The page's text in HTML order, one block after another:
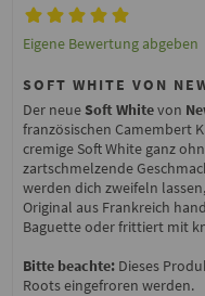
Eigene Bewertung abgeben
SOFT WHITE VON
Der neueSoft Whitevon
französischen Camembert
cremige Soft White ganz
zartschmelzende
werden dich zweifeln
Original aus Frankreich
Baguette oder frittiert mit
Bitte beachte:Dieses
Roots eingefroren werden.